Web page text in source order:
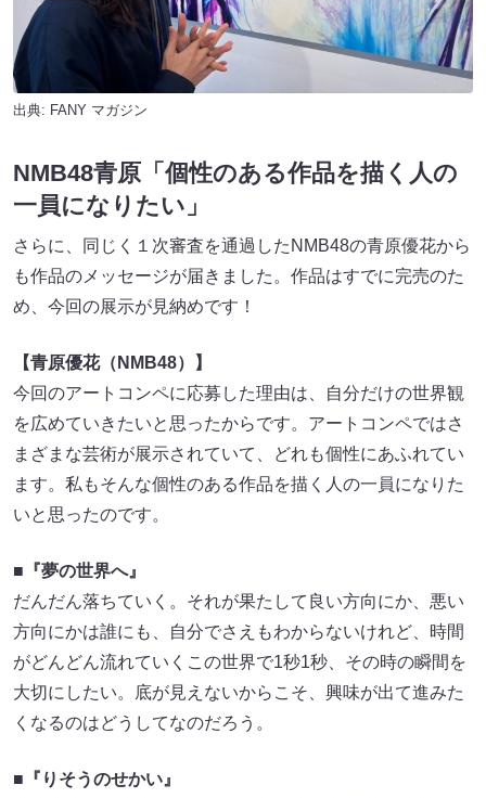
出典: FANY マガジン
NMB48青原「個性のある作品を描く人の
一員になりたい」
さらに、同じく１次審査を通過したNMB48の青原優花から
も作品のメッセージが届きました。作品はすでに完売のた
め、今回の展示が見納めです！
【青原優花（NMB48）】
今回のアートコンペに応募した理由は、自分だけの世界観
を広めていきたいと思ったからです。アートコンペではさ
まざまな芸術が展示されていて、どれも個性にあふれてい
ます。私もそんな個性のある作品を描く人の一員になりた
いと思ったのです。
■ 『夢の世界へ』
だんだん落ちていく。それが果たして良い方向にか、悪い
方向にかは誰にも、自分でさえもわからないけれど、時間
がどんどん流れていくこの世界で1秒1秒、その時の瞬間を
大切にしたい。底が見えないからこそ、興味が出て進みた
くなるのはどうしてなのだろう。
■『りそうのせかい』